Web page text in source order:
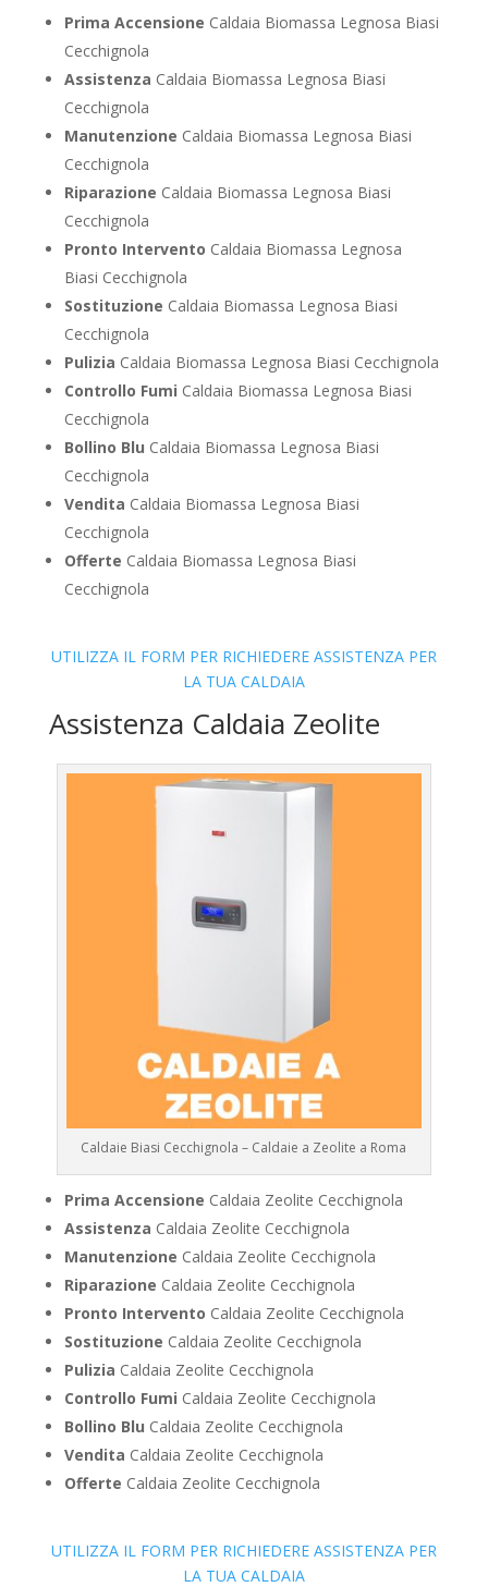
Prima Accensione Caldaia Biomassa Legnosa Biasi
Cecchignola
Assistenza Caldaia Biomassa Legnosa Biasi
Cecchignola
Manutenzione Caldaia Biomassa Legnosa Biasi
Cecchignola
Riparazione Caldaia Biomassa Legnosa Biasi
Cecchignola
Pronto Intervento Caldaia Biomassa Legnosa
Biasi Cecchignola
Sostituzione Caldaia Biomassa Legnosa Biasi
Cecchignola
Pulizia Caldaia Biomassa Legnosa Biasi Cecchignola
Controllo Fumi Caldaia Biomassa Legnosa Biasi
Cecchignola
Bollino Blu Caldaia Biomassa Legnosa Biasi
Cecchignola
Vendita Caldaia Biomassa Legnosa Biasi
Cecchignola
Offerte Caldaia Biomassa Legnosa Biasi
Cecchignola
UTILIZZA IL FORM PER RICHIEDERE ASSISTENZA PER
LA TUA CALDAIA
Assistenza Caldaia Zeolite
Caldaie Biasi Cecchignola – Caldaie a Zeolite a Roma
Prima Accensione Caldaia Zeolite Cecchignola
Assistenza Caldaia Zeolite Cecchignola
Manutenzione Caldaia Zeolite Cecchignola
Riparazione Caldaia Zeolite Cecchignola
Pronto Intervento Caldaia Zeolite Cecchignola
Sostituzione Caldaia Zeolite Cecchignola
Pulizia Caldaia Zeolite Cecchignola
Controllo Fumi Caldaia Zeolite Cecchignola
Bollino Blu Caldaia Zeolite Cecchignola
Vendita Caldaia Zeolite Cecchignola
Offerte Caldaia Zeolite Cecchignola
UTILIZZA IL FORM PER RICHIEDERE ASSISTENZA PER
LA TUA CALDAIA